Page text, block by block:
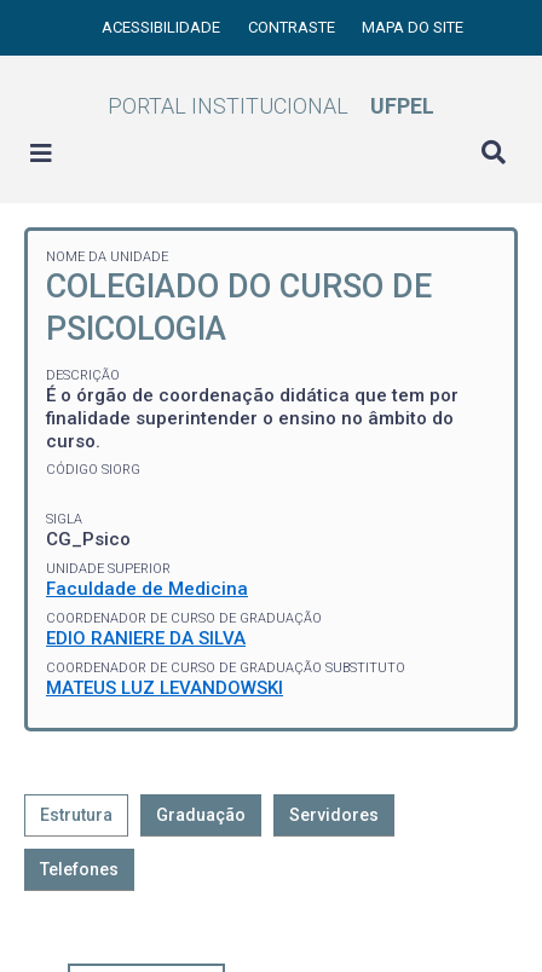
ACESSIBILIDADE CONTRASTE MAPA DO SITE
PORTAL INSTITUCIONAL UFPEL
NOME DA UNIDADE
COLEGIADO DO CURSO DE
PSICOLOGIA
DESCRIÇÃO
É o órgão de coordenação didática que tem por
finalidade superintender o ensino no âmbito do
curso.
CÓDIGO SIORG
SIGLA
CG_Psico
UNIDADE SUPERIOR
Faculdade de Medicina
COORDENADOR DE CURSO DE GRADUAÇÃO
EDIO RANIERE DA SILVA
COORDENADOR DE CURSO DE GRADUAÇÃO SUBSTITUTO
MATEUS LUZ LEVANDOWSKI
Estrutura Graduação Servidores
Telefones